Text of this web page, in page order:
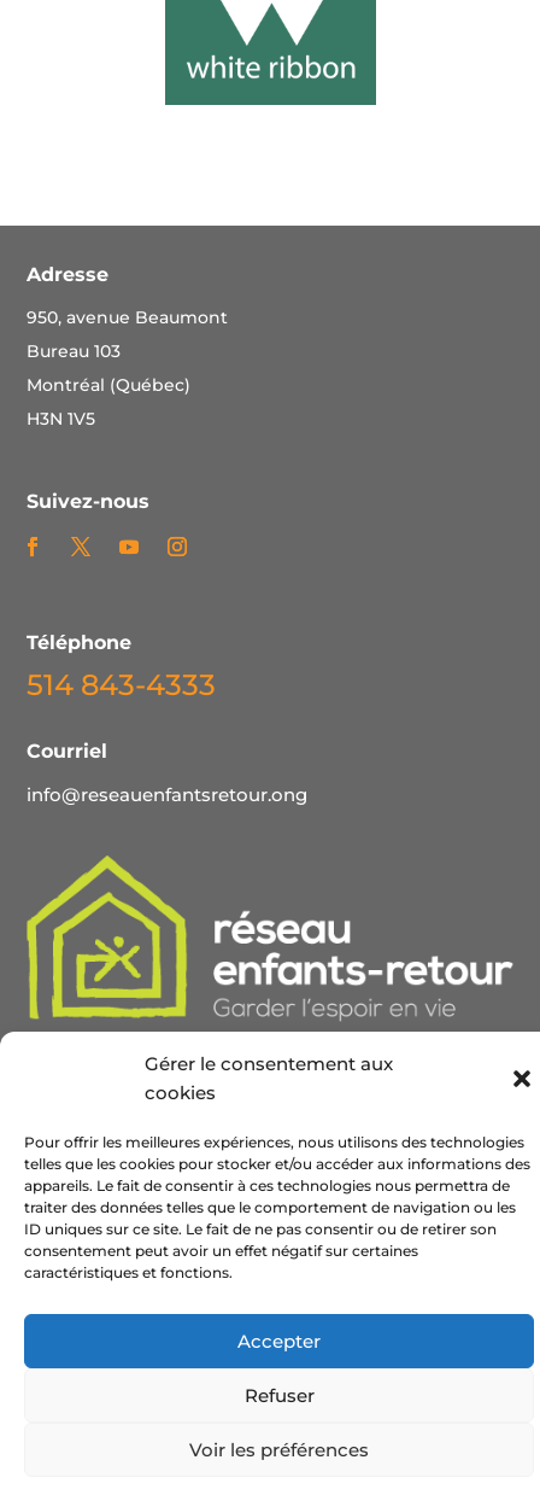
Gérer le consentement aux
cookies
Pour offrir les meilleures expériences, nous utilisons des technologies
telles que les cookies pour stocker et/ou accéder aux informations des
appareils. Le fait de consentir à ces technologies nous permettra de
traiter des données telles que le comportement de navigation ou les
ID uniques sur ce site. Le fait de ne pas consentir ou de retirer son
consentement peut avoir un effet négatif sur certaines
caractéristiques et fonctions.
Accepter
Refuser
Voir les préférences
Adresse
950, avenue Beaumont
Bureau 103
Montréal (Québec)
H3N 1V5
Suivez-nous
Téléphone
514 843-4333
Courriel
info@reseauenfantsretour.ong
© 2021 AIMER | Tous droits réservés | Site parPhil